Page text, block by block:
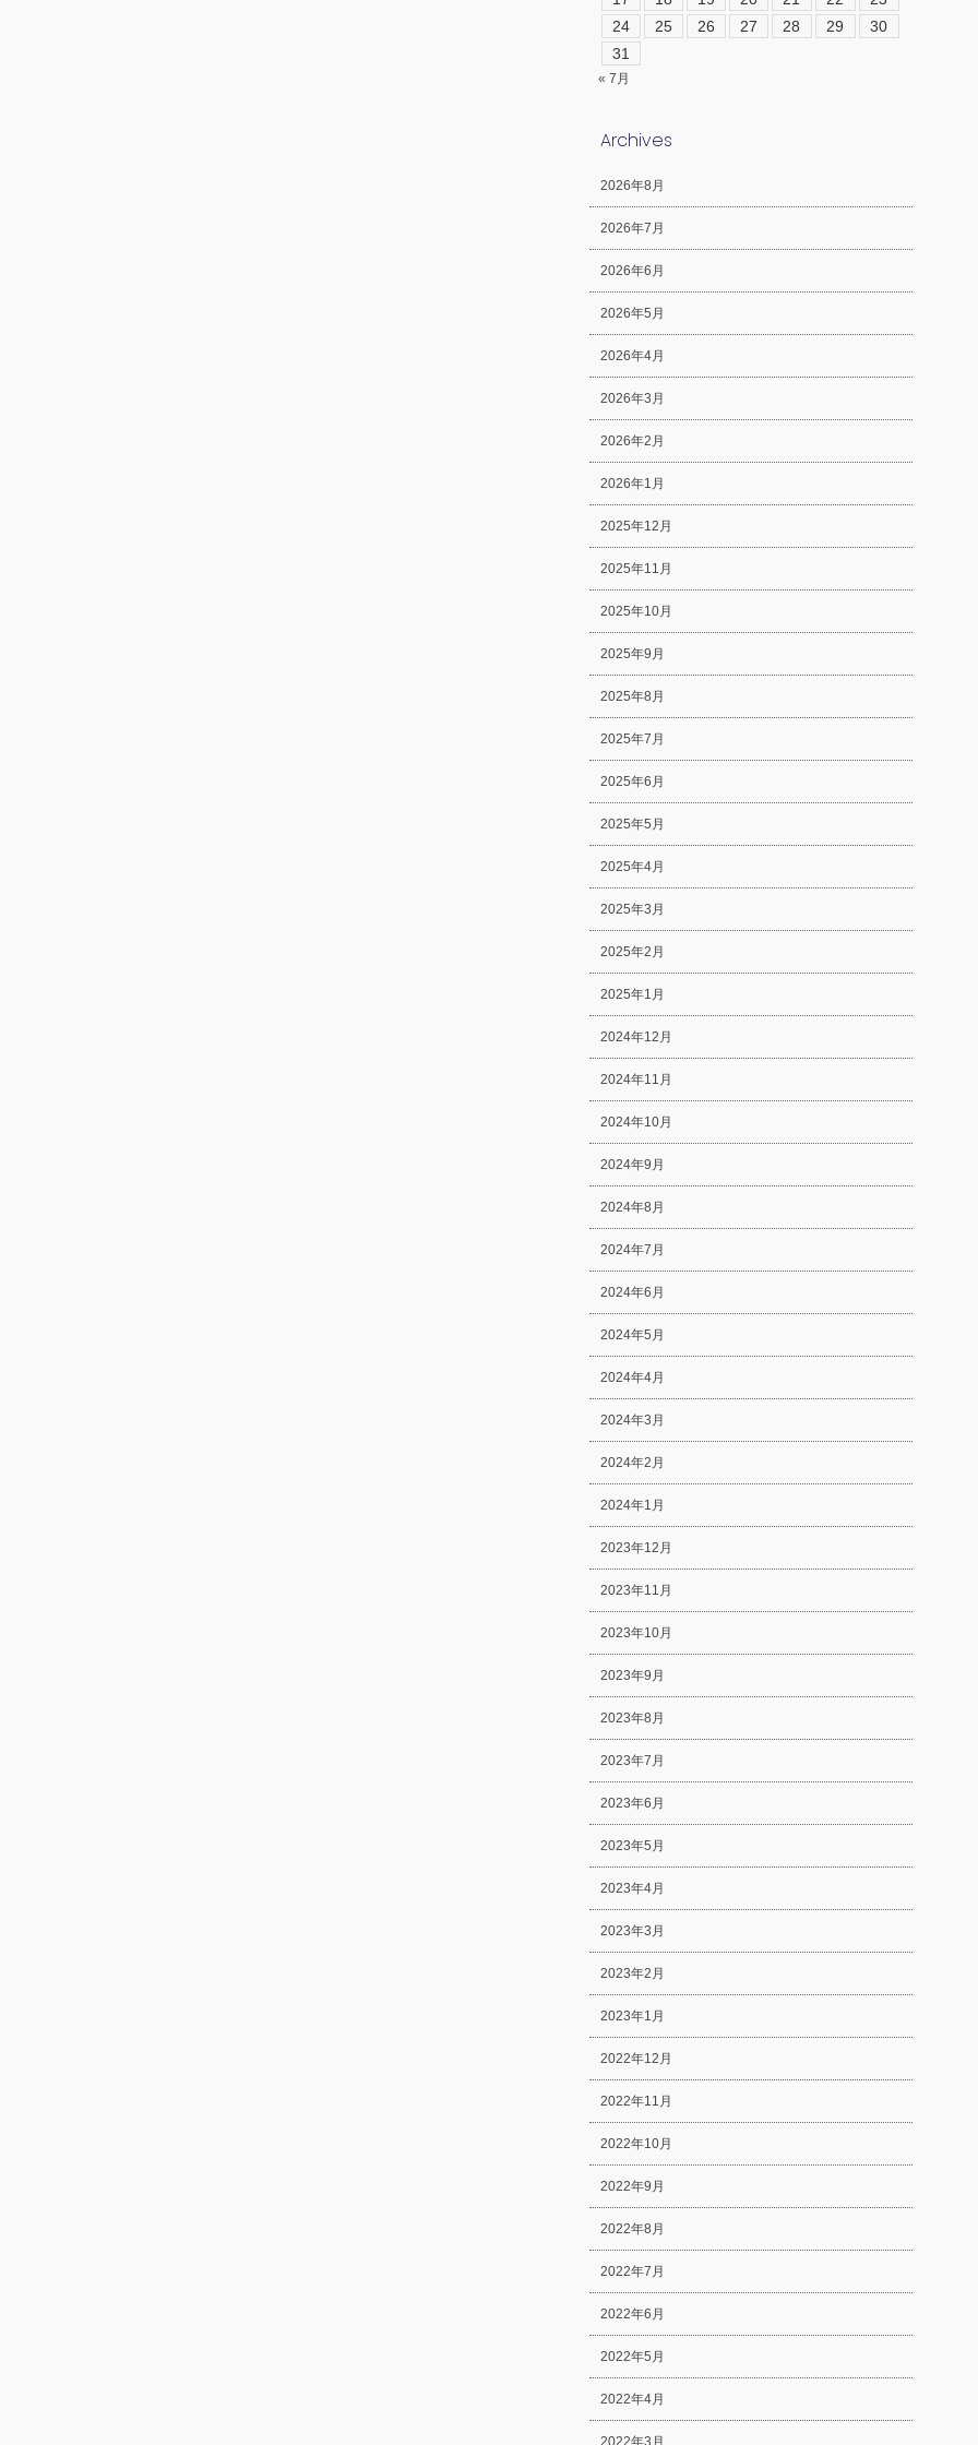
24
25 26 27 28 29
30
31
« 7月
Archives
2026年8月
2026年7月
2026年6月
2026年5月
2026年4月
2026年3月
2026年2月
2026年1月
2025年12月
2025年11月
2025年10月
2025年9月
2025年8月
2025年7月
2025年6月
2025年5月
2025年4月
2025年3月
2025年2月
2025年1月
2024年12月
2024年11月
2024年10月
2024年9月
2024年8月
2024年7月
2024年6月
2024年5月
2024年4月
2024年3月
2024年2月
2024年1月
2023年12月
2023年11月
2023年10月
2023年9月
2023年8月
2023年7月
2023年6月
2023年5月
2023年4月
2023年3月
2023年2月
2023年1月
2022年12月
2022年11月
2022年10月
2022年9月
2022年8月
2022年7月
2022年6月
2022年5月
2022年4月
2022年3月